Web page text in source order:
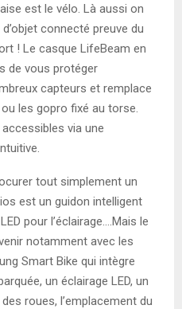
est le vélo. Là aussi on
connecté preuve du
! Le casque LifeBeam en
de vous protéger
capteurs et remplace
les gopro fixé au torse.
via une
tout simplement un
est un guidon intelligent
pour l’éclairage….Mais le
notamment avec les
Smart Bike qui intègre
un éclairage LED, un
roues, l’emplacement du